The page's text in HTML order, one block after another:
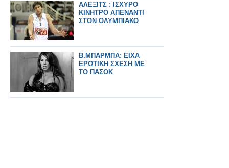
ΑΛΕΞΙΤΣ : ΙΣΧΥΡΟ
ΚΙΝΗΤΡΟ ΑΠΕΝΑΝΤΙ
ΣΤΟΝ ΟΛΥΜΠΙΑΚΟ
Β.ΜΠΑΡΜΠΑ: ΕΙΧΑ
ΕΡΩΤΙΚΗ ΣΧΕΣΗ ΜΕ
ΤΟ ΠΑΣΟΚ